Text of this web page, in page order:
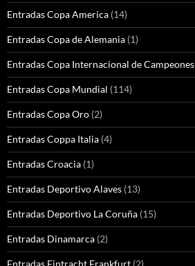
Entradas Copa America (14)
Entradas Copa de Alemania (1)
Entradas Copa Internacional de Campeones
Entradas Copa Mundial (114)
Entradas Copa Oro (2)
Entradas Coppa Italia (4)
Entradas Croacia (1)
Entradas Deportivo Alaves (13)
Entradas Deportivo La Coruña (15)
Entradas Dinamarca (2)